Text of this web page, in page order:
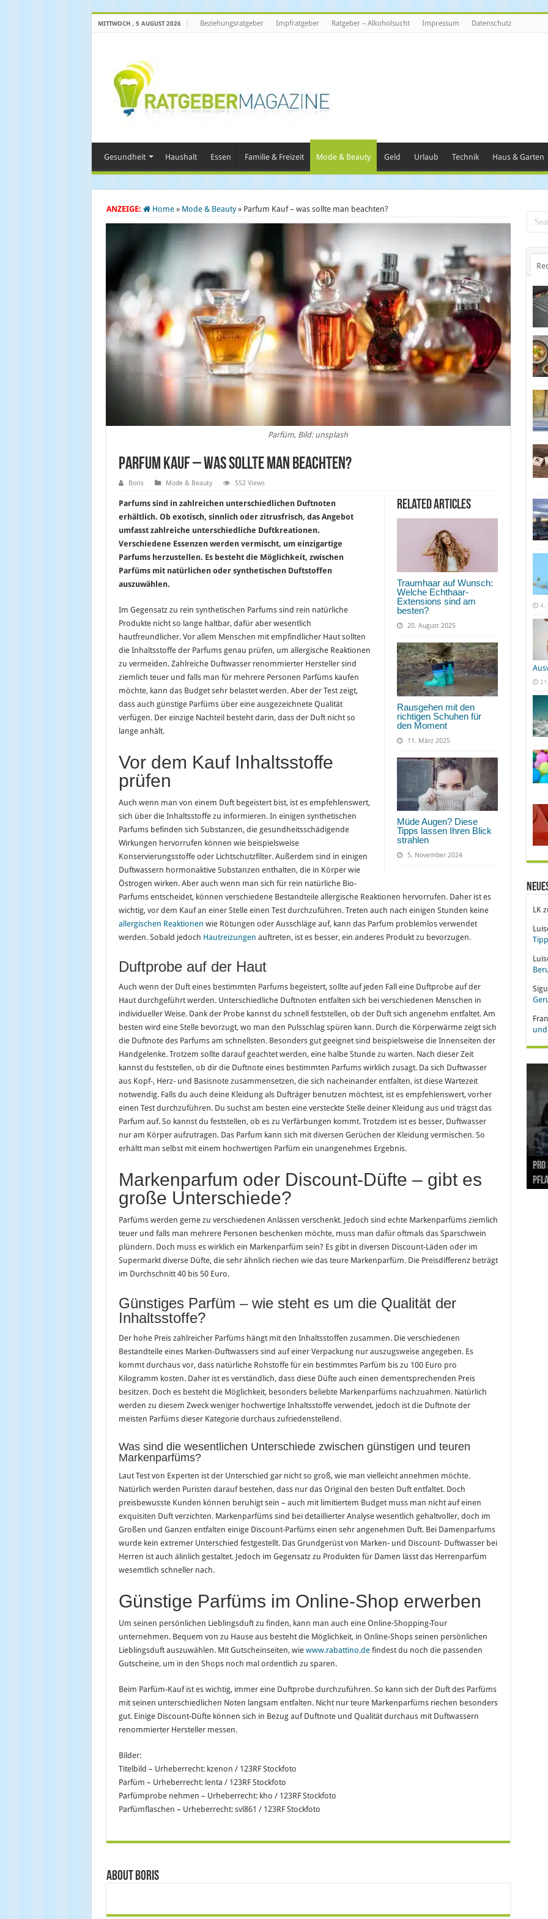
MITTWOCH , 5 AUGUST 2026 Beziehungsratgeber Impfratgeber Ratgeber – Alkoholsucht Impressum Datenschutz
Gesundheit Haushalt Essen Familie & Freizeit Mode & Beauty Geld Urlaub Technik Haus & Garten
ANZEIGE: Home » Mode & Beauty » Parfum Kauf – was sollte man beachten?
Parfüm, Bild: unsplash
Parfum Kauf – was sollte man beachten?
Boris Mode & Beauty 552 Views
Related Articles
Traumhaar auf Wunsch:
Welche Echthaar-
Extensions sind am
besten?
20. August 2025
Rausgehen mit den
richtigen Schuhen für
den Moment
11. März 2025
Müde Augen? Diese
Tipps lassen Ihren Blick
strahlen
5. November 2024
Parfums sind in zahlreichen unterschiedlichen Duftnoten
erhältlich. Ob exotisch, sinnlich oder zitrusfrisch, das Angebot
umfasst zahlreiche unterschiedliche Duftkreationen.
Verschiedene Essenzen werden vermischt, um einzigartige
Parfums herzustellen. Es besteht die Möglichkeit, zwischen
Parfüms mit natürlichen oder synthetischen Duftstoffen
auszuwählen.
Im Gegensatz zu rein synthetischen Parfums sind rein natürliche
Produkte nicht so lange haltbar, dafür aber wesentlich
hautfreundlicher. Vor allem Menschen mit empfindlicher Haut sollten
die Inhaltsstoffe der Parfums genau prüfen, um allergische Reaktionen
zu vermeiden. Zahlreiche Duftwasser renommierter Hersteller sind
ziemlich teuer und falls man für mehrere Personen Parfüms kaufen
möchte, kann das Budget sehr belastet werden. Aber der Test zeigt,
dass auch günstige Parfüms über eine ausgezeichnete Qualität
verfügen. Der einzige Nachteil besteht darin, dass der Duft nicht so
lange anhält.
Vor dem Kauf Inhaltsstoffe
prüfen
Auch wenn man von einem Duft begeistert bist, ist es empfehlenswert,
sich über die Inhaltsstoffe zu informieren. In einigen synthetischen
Parfums befinden sich Substanzen, die gesundheitsschädigende
Wirkungen hervorrufen können wie beispielsweise
Konservierungsstoffe oder Lichtschutzfilter. Außerdem sind in einigen
Duftwassern hormonaktive Substanzen enthalten, die in Körper wie
Östrogen wirken. Aber auch wenn man sich für rein natürliche Bio-
Parfums entscheidet, können verschiedene Bestandteile allergische Reaktionen hervorrufen. Daher ist es
wichtig, vor dem Kauf an einer Stelle einen Test durchzuführen. Treten auch nach einigen Stunden keine
allergischen Reaktionen wie Rötungen oder Ausschläge auf, kann das Parfum problemlos verwendet
werden. Sobald jedoch Hautreizungen auftreten, ist es besser, ein anderes Produkt zu bevorzugen.
Duftprobe auf der Haut
Auch wenn der Duft eines bestimmten Parfums begeistert, sollte auf jeden Fall eine Duftprobe auf der
Haut durchgeführt werden. Unterschiedliche Duftnoten entfalten sich bei verschiedenen Menschen in
individueller Weise. Dank der Probe kannst du schnell feststellen, ob der Duft sich angenehm entfaltet. Am
besten wird eine Stelle bevorzugt, wo man den Pulsschlag spüren kann. Durch die Körperwärme zeigt sich
die Duftnote des Parfums am schnellsten. Besonders gut geeignet sind beispielsweise die Innenseiten der
Handgelenke. Trotzem sollte darauf geachtet werden, eine halbe Stunde zu warten. Nach dieser Zeit
kannst du feststellen, ob dir die Duftnote eines bestimmten Parfums wirklich zusagt. Da sich Duftwasser
aus Kopf-, Herz- und Basisnote zusammensetzen, die sich nacheinander entfalten, ist diese Wartezeit
notwendig. Falls du auch deine Kleidung als Dufträger benutzen möchtest, ist es empfehlenswert, vorher
einen Test durchzuführen. Du suchst am besten eine versteckte Stelle deiner Kleidung aus und trägst das
Parfum auf. So kannst du feststellen, ob es zu Verfärbungen kommt. Trotzdem ist es besser, Duftwasser
nur am Körper aufzutragen. Das Parfum kann sich mit diversen Gerüchen der Kleidung vermischen. So
erhältt man selbst mit einem hochwertigen Parfüm ein unangenehmes Ergebnis.
Markenparfum oder Discount-Düfte – gibt es
große Unterschiede?
Parfüms werden gerne zu verschiedenen Anlässen verschenkt. Jedoch sind echte Markenparfüms ziemlich
teuer und falls man mehrere Personen beschenken möchte, muss man dafür oftmals das Sparschwein
plündern. Doch muss es wirklich ein Markenparfüm sein? Es gibt in diversen Discount-Läden oder im
Supermarkt diverse Düfte, die sehr ähnlich riechen wie das teure Markenparfüm. Die Preisdifferenz beträgt
im Durchschnitt 40 bis 50 Euro.
Günstiges Parfüm – wie steht es um die Qualität der
Inhaltsstoffe?
Der hohe Preis zahlreicher Parfüms hängt mit den Inhaltsstoffen zusammen. Die verschiedenen
Bestandteile eines Marken-Duftwassers sind auf einer Verpackung nur auszugsweise angegeben. Es
kommt durchaus vor, dass natürliche Rohstoffe für ein bestimmtes Parfüm bis zu 100 Euro pro
Kilogramm kosten. Daher ist es verständlich, dass diese Düfte auch einen dementsprechenden Preis
besitzen. Doch es besteht die Möglichkeit, besonders beliebte Markenparfüms nachzuahmen. Natürlich
werden zu diesem Zweck weniger hochwertige Inhaltsstoffe verwendet, jedoch ist die Duftnote der
meisten Parfüms dieser Kategorie durchaus zufriedenstellend.
Was sind die wesentlichen Unterschiede zwischen günstigen und teuren
Markenparfüms?
Laut Test von Experten ist der Unterschied gar nicht so groß, wie man vielleicht annehmen möchte.
Natürlich werden Puristen darauf bestehen, dass nur das Original den besten Duft entfaltet. Doch
preisbewusste Kunden können beruhigt sein – auch mit limitiertem Budget muss man nicht auf einen
exquisiten Duft verzichten. Markenparfüms sind bei detaillierter Analyse wesentlich gehaltvoller, doch im
Großen und Ganzen entfalten einige Discount-Parfüms einen sehr angenehmen Duft. Bei Damenparfums
wurde kein extremer Unterschied festgestellt. Das Grundgerüst von Marken- und Discount- Duftwasser bei
Herren ist auch älinlich gestaltet. Jedoch im Gegensatz zu Produkten für Damen lässt das Herrenparfüm
wesemtlich schneller nach.
Günstige Parfüms im Online-Shop erwerben
Um seinen persönlichen Lieblingsduft zu finden, kann man auch eine Online-Shopping-Tour
unternehmen. Bequem von zu Hause aus besteht die Möglichkeit, in Online-Shops seinen persönlichen
Lieblingsduft auszuwählen. Mit Gutscheinseiten, wie www.rabattino.defindest du noch die passenden
Gutscheine, um in den Shops noch mal ordentlich zu sparen.
Beim Parfüm-Kauf ist es wichtig, immer eine Duftprobe durchzuführen. So kann sich der Duft des Parfüms
mit seinen unterschiedlichen Noten langsam entfalten. Nicht nur teure Markenparfüms riechen besonders
gut. Einige Discount-Düfte können sich in Bezug auf Duftnote und Qualität durchaus mit Duftwassern
renommierter Hersteller messen.
Bilder:
Titelbild – Urheberrecht: kzenon / 123RF Stockfoto
Parfüm – Urheberrecht: lenta / 123RF Stockfoto
Parfümprobe nehmen – Urheberrecht: kho / 123RF Stockfoto
Parfümflaschen – Urheberrecht: svl861 / 123RF Stockfoto
About Boris
4.
LK
und
Pro